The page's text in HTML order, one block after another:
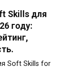
Skills для
году:
Soft Skills for